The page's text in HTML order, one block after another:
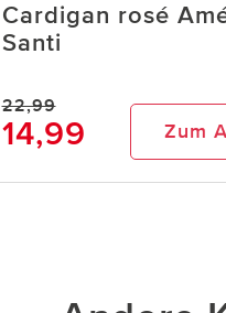
Cardigan rosé
Santi
22,99
14,99 Zum